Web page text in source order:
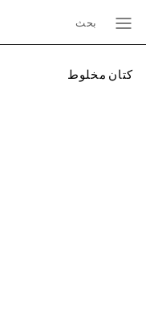
بحث
كتان مخلوط